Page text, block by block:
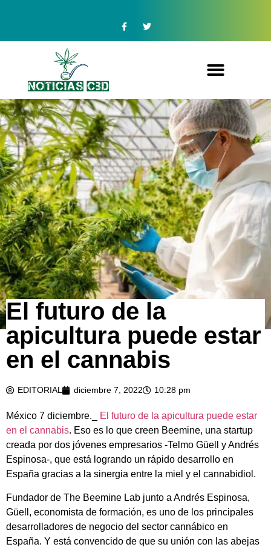
El futuro de la
apicultura puede estar
en el cannabis
EDITORIAL diciembre 7, 2022 10:28 pm
México 7 diciembre._
El futuro de la apicultura puede estar
en el cannabis. Eso es lo que creen Beemine, una startup
creada por dos jóvenes empresarios -Telmo Güell y Andrés
Espinosa-, que está logrando un rápido desarrollo en
España gracias a la sinergia entre la miel y el cannabidiol.
Fundador de The Beemine Lab junto a Andrés Espinosa,
Güell, economista de formación, es uno de los principales
desarrolladores de negocio del sector cannábico en
España. Y está convencido de que su unión con las abejas